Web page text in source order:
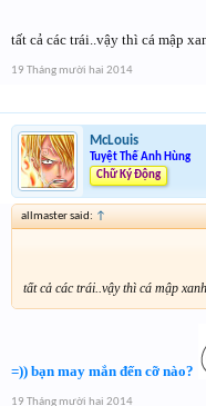
tất cả các trái..vậy thì cá mập
19 Tháng mười hai 2014
McLouis
Tuyệt Thế Anh Hùng
Chữ Ký Động
allmaster said: ↑
tất cả các trái..vậy thì cá mập
=)) bạn may mắn đến cỡ nào?
19 Tháng mười hai 2014